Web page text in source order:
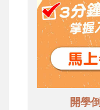
開學